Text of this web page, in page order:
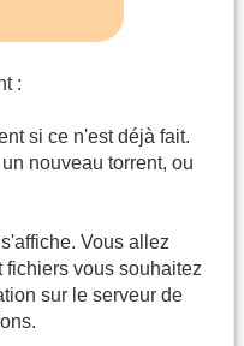
:
si ce n'est déjà fait.
nouveau torrent, ou
Vous allez
vous souhaitez
sur le serveur de